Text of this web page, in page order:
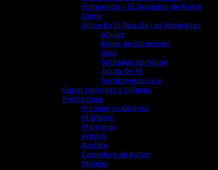
Esmeralda – El Jorobado de Notre
Dame
Alicia En El Pais De Las Maravillas
Alicias
Reina de Corazones
Gato
Soldadas de Naipe
Tacita De Té
Sombrerero Loco
Super Heroinas y Villanas
Profesiones
Policias y Ladrones
Militares
Marineras
Arbitro
Azafata
Corredora de Autos
Monjas